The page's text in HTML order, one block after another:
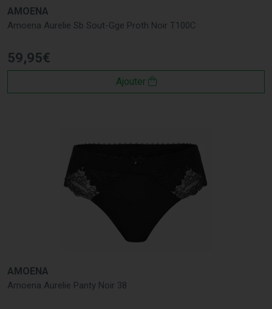
AMOENA
Amoena Aurelie Sb Sout-Gge Proth Noir T100C
59,95€
Ajouter
AMOENA
Amoena Aurelie Panty Noir 38